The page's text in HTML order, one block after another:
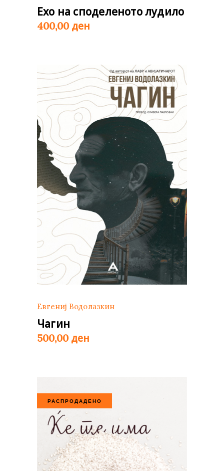
Ехо на споделеното лудило
400,00 ден
Евгениј Водолазкин
Чагин
500,00 ден
РАСПРОДАДЕНО